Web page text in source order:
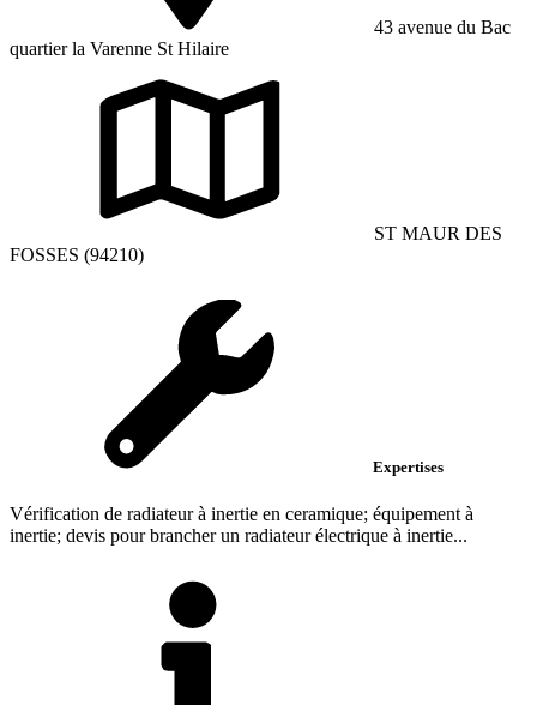
43 avenue du Bac
quartier la Varenne St Hilaire
ST MAUR DES
FOSSES (94210)
Expertises
Vérification de radiateur à inertie en ceramique; équipement à
inertie; devis pour brancher un radiateur électrique à inertie...